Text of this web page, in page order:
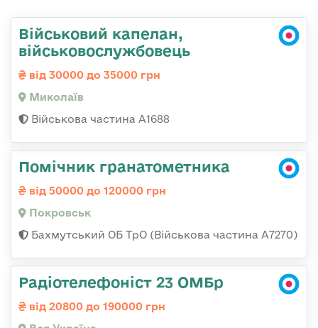
Військовий капелан,
військовослужбовець
від 30000 до 35000 грн
Миколаїв
Військова частина А1688
Помічник гранатометника
від 50000 до 120000 грн
Покровськ
Бахмутський ОБ ТрО (Військова частина А7270)
Радіотелефоніст 23 ОМБр
від 20800 до 190000 грн